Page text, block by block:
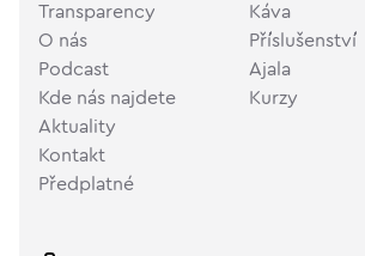
Transparency
O nás
Podcast
Kde nás najdete
Aktuality
Kontakt
Předplatné
Káva
Příslušenství
Ajala
Kurzy